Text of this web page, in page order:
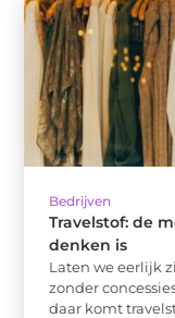
Bedrijven
Travelstof: de
denken is
Laten we eerlijk
zonder
daar komt